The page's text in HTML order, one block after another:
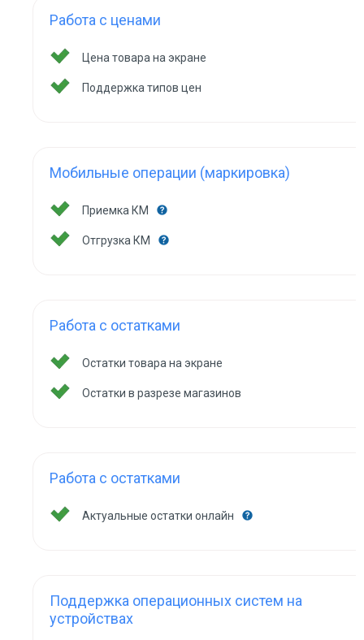
Работа с ценами
Цена товара на экране
Поддержка типов цен
Мобильные операции (маркировка)
Приемка КМ
Отгрузка КМ
Работа с остатками
Остатки товара на экране
Остатки в разрезе магазинов
Работа с остатками
Актуальные остатки онлайн
Поддержка операционных систем на
устройствах